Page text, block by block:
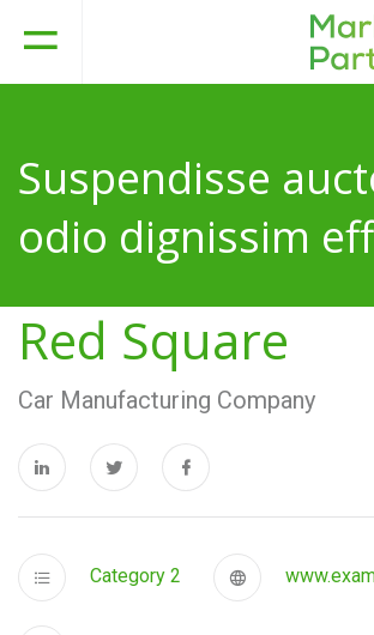
Suspendisse
odio dignissim
Red Square
Car Manufacturing Company
Category 2